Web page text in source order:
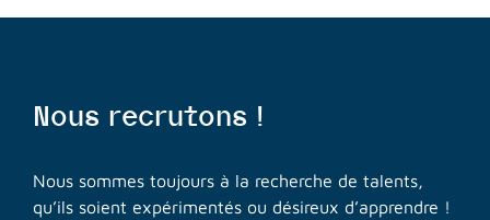
Nous recrutons !
Nous sommes toujours à la recherche de talents,
qu’ils soient expérimentés ou désireux d’apprendre !